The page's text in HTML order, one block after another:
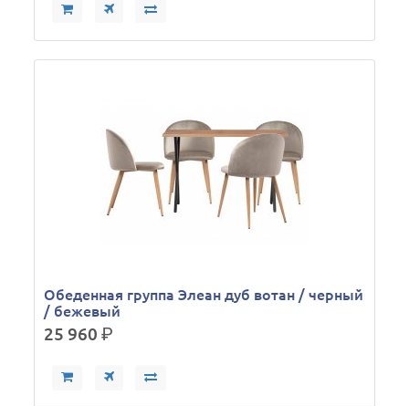
Обеденная группа Элеан дуб вотан / черный
/ бежевый
25 960р.